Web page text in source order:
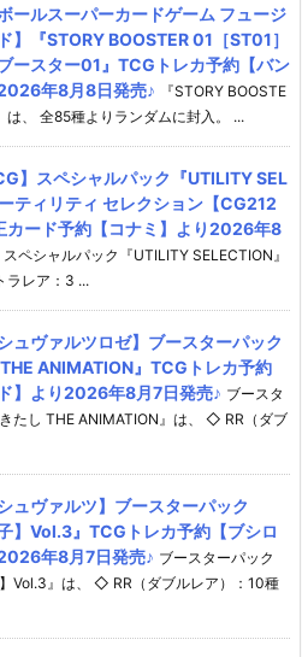
ールスーパーカードゲーム フュージ
】『STORY BOOSTER 01［ST01］
ースター01』TCGトレカ予約【バン
年8月8日発売♪
『STORY BOOSTE
は、 全85種よりランダムに封入。 ...
】スペシャルパック『UTILITY SEL
ティリティ セレクション【CG212
カード予約【コナミ】より2026年8
スペシャルパック『UTILITY SELECTION』
レア：3 ...
ュヴァルツロゼ】ブースターパック
THE ANIMATION』TCGトレカ予約
ド】より2026年8月7日発売♪ ブースタ
たし THE ANIMATION』は、 ◇ RR（ダブ
ュヴァルツ】ブースターパック
】Vol.3』TCGトレカ予約【ブシロ
年8月7日発売♪ ブースターパック
】Vol.3』は、 ◇ RR（ダブルレア）：10種